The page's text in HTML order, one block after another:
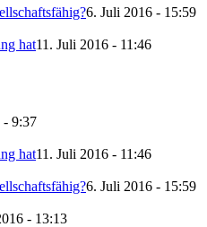
6. Juli 2016 - 15:59
hat11. Juli 2016 - 11:46
- 9:37
hat11. Juli 2016 - 11:46
6. Juli 2016 - 15:59
- 13:13